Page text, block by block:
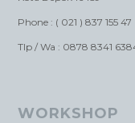
Phone : ( 021 ) 837 155 47
Tlp / Wa : 0878 8341
WORKSHOP